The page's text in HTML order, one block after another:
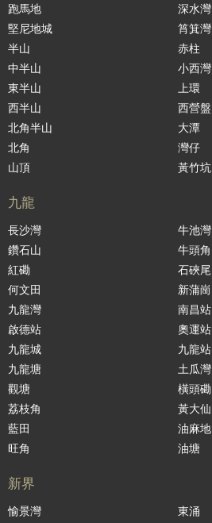
跑馬地
堅尼地城
半山
中半山
東半山
西半山
北角半山
北角
山頂
深水灣
筲箕灣
赤柱
小西灣
上環
西營盤
大潭
灣仔
黃竹坑
九龍
長沙灣
鑽石山
紅磡
何文田
九龍灣
啟德站
九龍城
九龍塘
觀塘
荔枝角
藍田
旺角
牛池灣
牛頭角
石硤尾
新蒲崗
南昌站
奧運站
九龍站
土瓜灣
橫頭磡
黃大仙
油麻地
油塘
新界
愉景灣
東涌